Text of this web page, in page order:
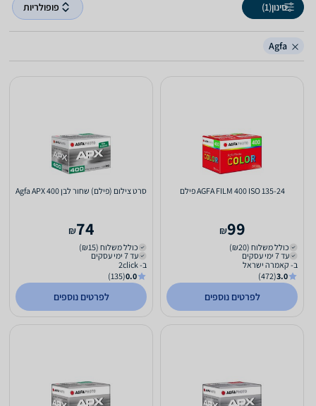
סינון(1) פופולריות
Agfa
AGFA FILM 400 ISO 135-24 פילם
99
₪
כולל משלוח (₪20)
עד 7 ימי עסקים
ב- קאמרה ישראל
3.0
(472)
לפרטים נוספים
סרט צילום (פילם) שחור לבן Agfa APX 400
74
₪
כולל משלוח (₪15)
עד 7 ימי עסקים
ב- 2click
0.0
(135)
לפרטים נוספים